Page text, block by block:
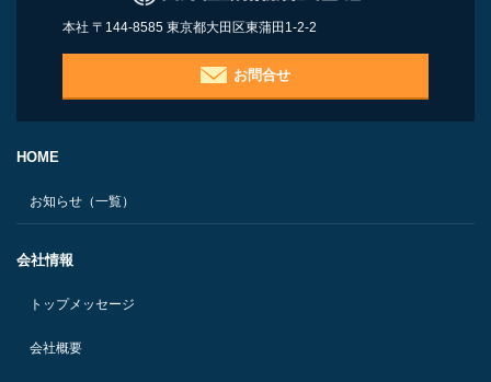
本社 〒144-8585 東京都大田区東蒲田1-2-2
お問合せ
HOME
お知らせ（一覧）
会社情報
トップメッセージ
会社概要